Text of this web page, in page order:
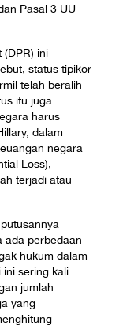
Pasal 3 UU
(DPR) ini
status tipikor
telah beralih
itu juga
harus
dalam
negara
Loss),
terjadi atau
ada perbedaan
hukum dalam
ini sering kali
jumlah
yang